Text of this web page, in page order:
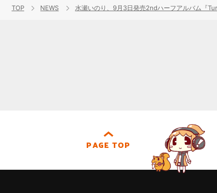
TOP NEWS 水瀬いのり、9月3日発売2ndハーフアルバム『
PAGE TOP